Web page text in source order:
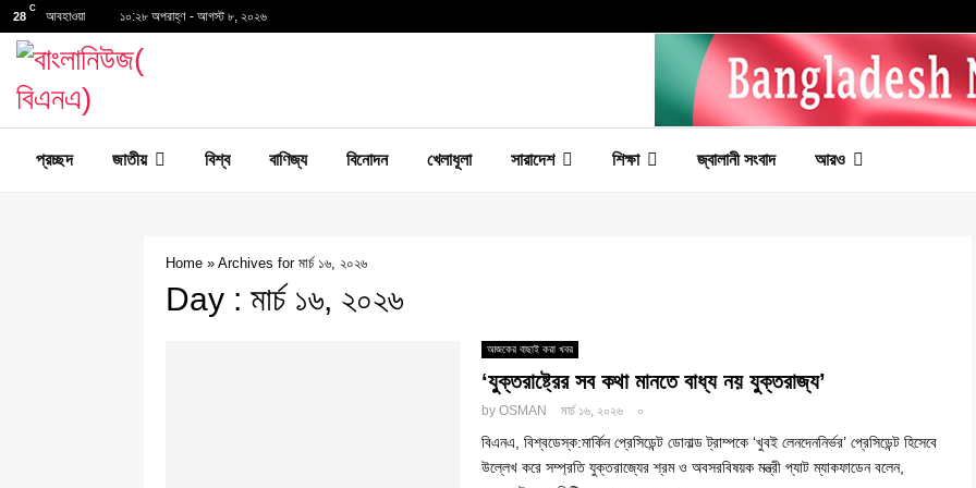
28
C
আবহাওয়া ১০:২৮ অপরাহ্ণ - আগস্ট ৮, ২০২৬
প্রচ্ছদ জাতীয় বিশ্ব বাণিজ্য বিনোদন খেলাধূলা সারাদেশ শিক্ষা জ্বালানী সংবাদ আরও
Home » Archives for মার্চ ১৬, ২০২৬
Day : মার্চ ১৬, ২০২৬
আজকের বাছাই করা খবর
‘যুক্তরাষ্ট্রের সব কথা মানতে বাধ্য নয় যুক্তরাজ্য’
by OSMAN মার্চ ১৬, ২০২৬ ০
বিএনএ, বিশ্বডেস্ক:মার্কিন প্রেসিডেন্ট ডোনাল্ড ট্রাম্পকে ‘খুবই লেনদেননির্ভর’ প্রেসিডেন্ট হিসেবে
উল্লেখ করে সম্প্রতি যুক্তরাজ্যের শ্রম ও অবসরবিষয়ক মন্ত্রী প্যাট ম্যাকফাডেন বলেন,